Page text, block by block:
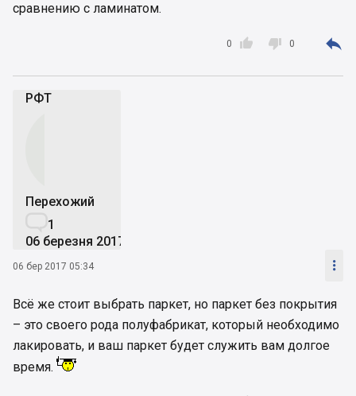
сравнению с ламинатом.

0  0 
РФТ
Перехожий
1
06 березня 2017
06 бер 2017 05:34 
Всё же стоит выбрать паркет, но паркет без покрытия
– это своего рода полуфабрикат, который необходимо
лакировать, и ваш паркет будет служить вам долгое
время.